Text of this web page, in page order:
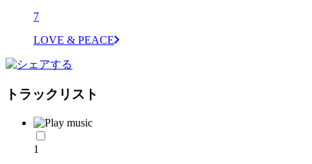
7
LOVE & PEACE
トラックリスト
1